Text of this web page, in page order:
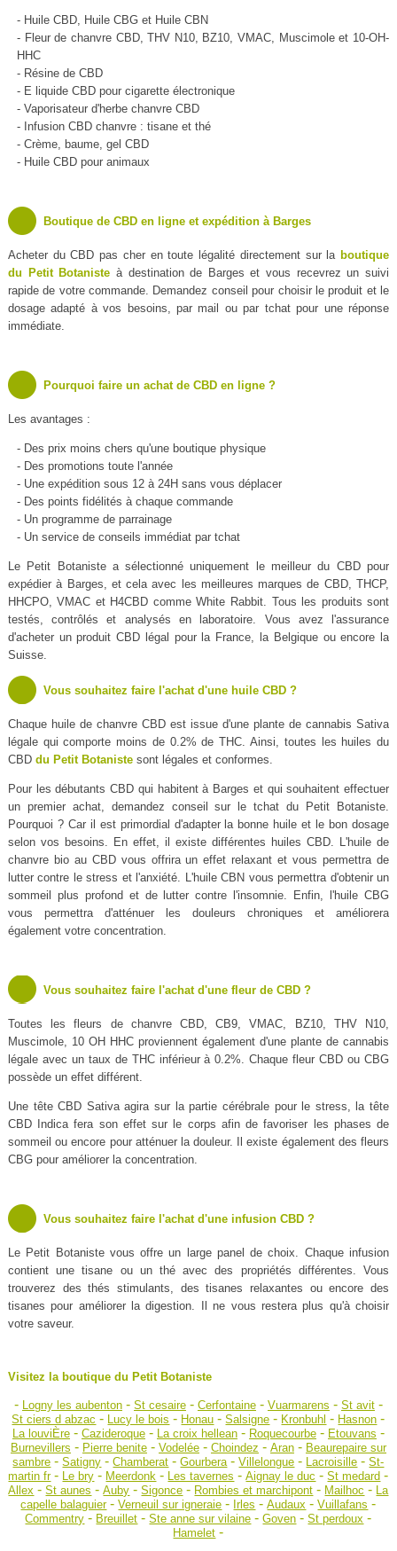
- Huile CBD, Huile CBG et Huile CBN
- Fleur de chanvre CBD, THV N10, BZ10, VMAC, Muscimole et 10-OH-
HHC
- Résine de CBD
- E liquide CBD pour cigarette électronique
- Vaporisateur d'herbe chanvre CBD
- Infusion CBD chanvre : tisane et thé
- Crème, baume, gel CBD
- Huile CBD pour animaux
Boutique de CBD en ligne et expédition à Barges
Acheter du CBD pas cher en toute légalité directement sur la boutique
du Petit Botaniste à destination de Barges et vous recevrez un suivi
rapide de votre commande. Demandez conseil pour choisir le produit et le
dosage adapté à vos besoins, par mail ou par tchat pour une réponse
immédiate.
Pourquoi faire un achat de CBD en ligne ?
Les avantages :
- Des prix moins chers qu'une boutique physique
- Des promotions toute l'année
- Une expédition sous 12 à 24H sans vous déplacer
- Des points fidélités à chaque commande
- Un programme de parrainage
- Un service de conseils immédiat par tchat
Le Petit Botaniste a sélectionné uniquement le meilleur du CBD pour
expédier à Barges, et cela avec les meilleures marques de CBD, THCP,
HHCPO, VMAC et H4CBD comme White Rabbit. Tous les produits sont
testés, contrôlés et analysés en laboratoire. Vous avez l'assurance
d'acheter un produit CBD légal pour la France, la Belgique ou encore la
Suisse.
Vous souhaitez faire l'achat d'une huile CBD ?
Chaque huile de chanvre CBD est issue d'une plante de cannabis Sativa
légale qui comporte moins de 0.2% de THC. Ainsi, toutes les huiles du
CBD du Petit Botanistesont légales et conformes.
Pour les débutants CBD qui habitent à Barges et qui souhaitent effectuer
un premier achat, demandez conseil sur le tchat du Petit Botaniste.
Pourquoi ? Car il est primordial d'adapter la bonne huile et le bon dosage
selon vos besoins. En effet, il existe différentes huiles CBD. L'huile de
chanvre bio au CBD vous offrira un effet relaxant et vous permettra de
lutter contre le stress et l'anxiété. L'huile CBN vous permettra d'obtenir un
sommeil plus profond et de lutter contre l'insomnie. Enfin, l'huile CBG
vous permettra d'atténuer les douleurs chroniques et améliorera
également votre concentration.
Vous souhaitez faire l'achat d'une fleur de CBD ?
Toutes les fleurs de chanvre CBD, CB9, VMAC, BZ10, THV N10,
Muscimole, 10 OH HHC proviennent également d'une plante de cannabis
légale avec un taux de THC inférieur à 0.2%. Chaque fleur CBD ou CBG
possède un effet différent.
Une tête CBD Sativa agira sur la partie cérébrale pour le stress, la tête
CBD Indica fera son effet sur le corps afin de favoriser les phases de
sommeil ou encore pour atténuer la douleur. Il existe également des fleurs
CBG pour améliorer la concentration.
Vous souhaitez faire l'achat d'une infusion CBD ?
Le Petit Botaniste vous offre un large panel de choix. Chaque infusion
contient une tisane ou un thé avec des propriétés différentes. Vous
trouverez des thés stimulants, des tisanes relaxantes ou encore des
tisanes pour améliorer la digestion. Il ne vous restera plus qu'à choisir
votre saveur.
Visitez la boutique du Petit Botaniste
- Logny les aubenton- St cesaire- Cerfontaine- Vuarmarens - St avit-
St ciers d abzac - Lucy le bois - Honau -Salsigne - Kronbuhl - Hasnon -
La louviÈre- Cazideroque- La croix hellean- Roquecourbe- Etouvans -
Burnevillers - Pierre benite- Vodelée- Choindez - Aran- Beaurepaire sur
sambre -Satigny -Chamberat -Gourbera -Villelongue - Lacroisille -St-
martin fr- Le bry - Meerdonk - Les tavernes -Aignay le duc -St medard -
Allex -St aunes -Auby -Sigonce - Rombies et marchipont - Mailhoc - La
capelle balaguier-Verneuil sur igneraie - Irles -Audaux -Vuillafans -
Commentry - Breuillet -Ste anne sur vilaine -Goven -St perdoux -
Hamelet -